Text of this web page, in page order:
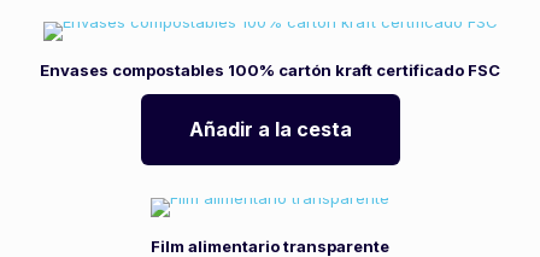
Envases compostables 100% cartón kraft certificado FSC
Añadir a la cesta
Film alimentario transparente